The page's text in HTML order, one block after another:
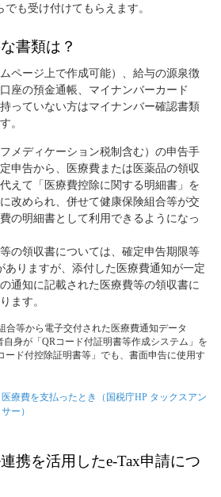
も受け付けてもらえます。
書類は？
ページ上で作成可能）、給与の源泉徴
座の預金通帳、マイナンバーカード
っていない方はマイナンバー確認書類
。
メディケーション税制含む）の申告手
申告から、医療費または医薬品の領収
えて「医療費控除に関する明細書」を
改められ、併せて健康保険組合等が交
の明細書として利用できるようになっ
の領収書については、確定申告期限等
ありますが、添付した医療費通知が一定
通知に記載された医療費等の領収書に
ます。
合等から電子交付された医療費通知データ
自身が「QRコード付証明書等作成システム」を
ード付控除証明書等」でも、書面申告に使用す
医療費を支払ったとき（国税庁HP タックスアン
サー）
携を活用したe-Tax申請につ